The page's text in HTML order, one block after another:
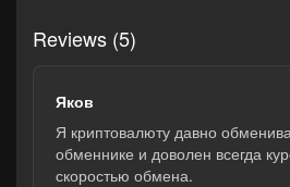
Reviews (5)
Яков
Я криптовалюту давно
обменнике и доволен всегда
скоростью обмена.